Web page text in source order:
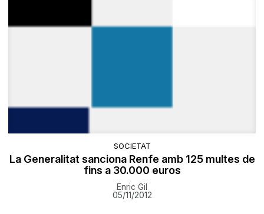
SOCIETAT
La Generalitat sanciona Renfe amb 125 multes de
fins a 30.000 euros
Enric Gil
05/11/2012